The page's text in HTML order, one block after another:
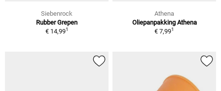
Siebenrock
Rubber Grepen
€ 14,991
Athena
Oliepanpakking Athena
€ 7,991